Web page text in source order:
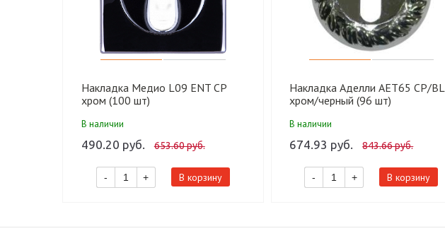
Накладка Медио L09 ENT CP
хром (100 шт)
В наличии
490.20 руб. 653.60 руб.
- + В корзину
Накладка Аделли AET65 CP/BL
хром/черный (96 шт)
В наличии
674.93 руб. 843.66 руб.
- + В корзину